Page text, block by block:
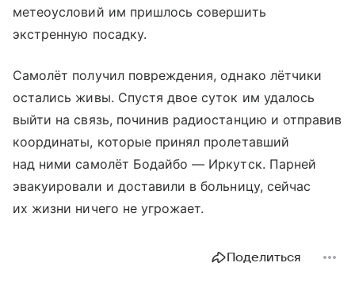
метеоусловий им пришлось совершить
экстренную посадку.
Самолёт получил повреждения, однако лётчики
остались живы. Спустя двое суток им удалось
выйти на связь, починив радиостанцию и отправив
координаты, которые принял пролетавший
над ними самолёт Бодайбо — Иркутск. Парней
эвакуировали и доставили в больницу, сейчас
их жизни ничего не угрожает.
Поделиться